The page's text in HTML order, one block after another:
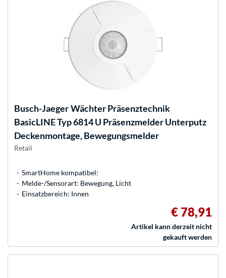
Busch-JaegerWächter Präsenztechnik
BasicLINE Typ 6814 U Präsenzmelder Unterputz
Deckenmontage, Bewegungsmelder
Retail
SmartHome kompatibel:
Melde-/Sensorart: Bewegung, Licht
Einsatzbereich: Innen
€ 78,91
Artikel kann derzeit nicht
gekauft werden